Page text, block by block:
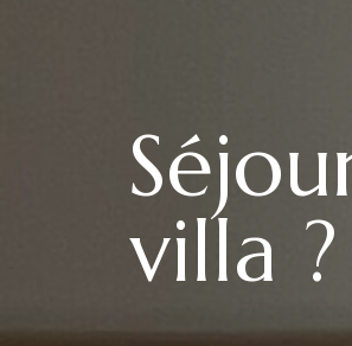
villa